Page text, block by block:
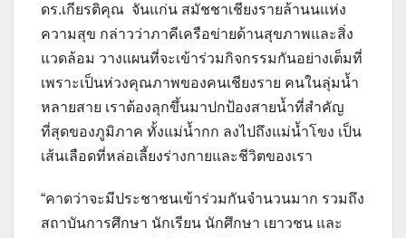
ดร.เกียรติคุณ จันแก่น สมัชชาเชียงรายล้านนแห่ง
ความสุข กล่าวว่าภาคีเครือข่ายด้านสุขภาพและสิ่ง
แวดล้อม วางแผนที่จะเข้าร่วมกิจกรรมกันอย่างเต็มที่
เพราะเป็นห่วงคุณภาพของคนเชียงราย คนในลุ่มน้ำ
หลายสาย เราต้องลุกขึ้นมาปกป้องสายน้ำที่สำคัญ
ที่สุดของภูมิภาค ทั้งแม่น้ำกก ลงไปถึงแม่น้ำโขง เป็น
เส้นเลือดที่หล่อเลี้ยงร่างกายและชีวิตของเรา
“คาดว่าจะมีประชาชนเข้าร่วมกันจำนวนมาก รวมถึง
สถาบันการศึกษา นักเรียน นักศึกษา เยาวชน และ